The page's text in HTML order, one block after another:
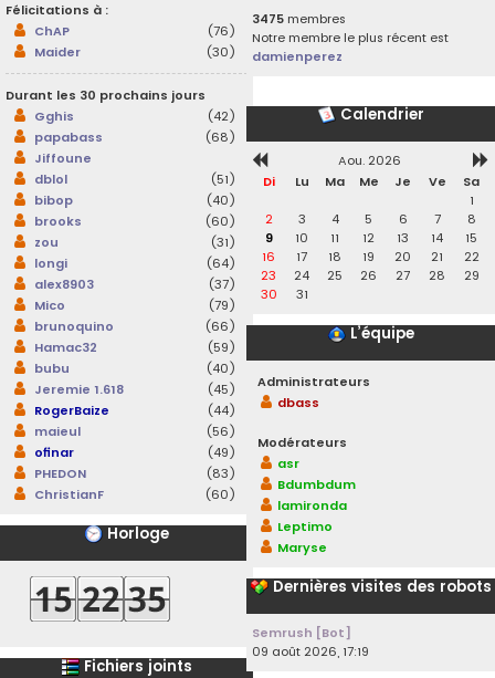
Félicitations à :
ChAP
(76)
Maider
(30)
Durant les 30 prochains jours
Gghis
(42)
papabass
(68)
Jiffoune
dblol
(51)
bibop
(40)
brooks
(60)
zou
(31)
longi
(64)
alex8903
(37)
Mico
(79)
brunoquino
(66)
Hamac32
(59)
bubu
(40)
Jeremie 1.618
(45)
RogerBaize
(44)
maieul
(56)
ofinar
(49)
PHEDON
(83)
ChristianF
(60)
Horloge
Fichiers joints
3475 membres
Notre membre le plus récent est
damienperez
Calendrier
Aou. 2026
Di
Lu Ma Me Je Ve
Sa
1
2
3 4 5 6 7
8
9
10 11 12 13 14
15
16
17 18 19 20 21
22
23
24 25 26 27 28
29
30
31
L’équipe
Administrateurs
dbass
Modérateurs
asr
Bdumbdum
lamironda
Leptimo
Maryse
Dernières visites des robots
Semrush [Bot]
09 août 2026, 17:19